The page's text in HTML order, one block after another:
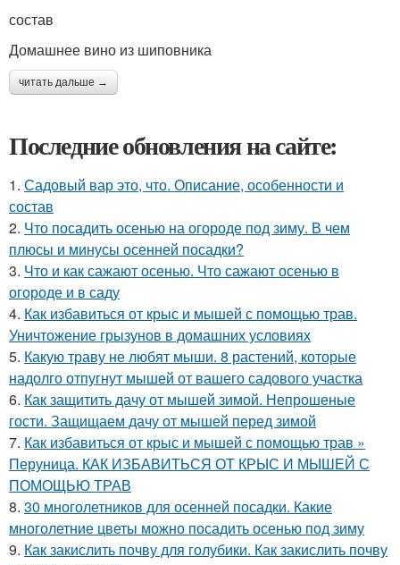
состав
Домашнее вино из шиповника
читать дальше →
Последние обновления на сайте:
1. Садовый вар это, что. Описание, особенности и
состав
2. Что посадить осенью на огороде под зиму. В чем
плюсы и минусы осенней посадки?
3. Что и как сажают осенью. Что сажают осенью в
огороде и в саду
4. Как избавиться от крыс и мышей с помощью трав.
Уничтожение грызунов в домашних условиях
5. Какую траву не любят мыши. 8 растений, которые
надолго отпугнут мышей от вашего садового участка
6. Как защитить дачу от мышей зимой. Непрошеные
гости. Защищаем дачу от мышей перед зимой
7. Как избавиться от крыс и мышей с помощью трав »
Перуница. КАК ИЗБАВИТЬСЯ ОТ КРЫС И МЫШЕЙ С
ПОМОЩЬЮ ТРАВ
8. 30 многолетников для осенней посадки. Какие
многолетние цветы можно посадить осенью под зиму
9. Как закислить почву для голубики. Как закислить почву